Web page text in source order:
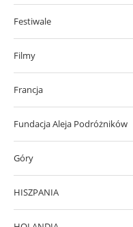
Festiwale
Filmy
Francja
Fundacja Aleja Podróżników
Góry
HISZPANIA